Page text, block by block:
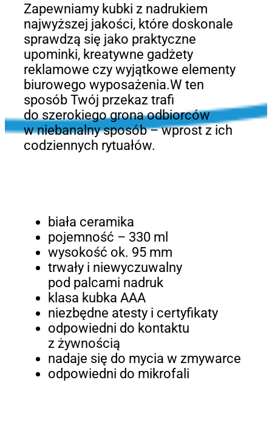
Zapewniamy kubki z nadrukiem
najwyższej jakości, które doskonale
sprawdzą się jako praktyczne
upominki, kreatywne gadżety
reklamowe czy wyjątkowe elementy
biurowego wyposażenia.W ten
sposób Twój przekaz trafi
do szerokiego grona odbiorców
w niebanalny sposób – wprost z ich
codziennych rytuałów.
biała ceramika
pojemność – 330 ml
wysokość ok. 95 mm
trwały i niewyczuwalny
pod palcami nadruk
klasa kubka AAA
niezbędne atesty i certyfikaty
odpowiedni do kontaktu
z żywnością
nadaje się do mycia w zmywarce
odpowiedni do mikrofali